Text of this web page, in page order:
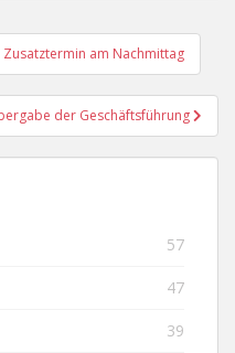
am Nachmittag
der Geschäftsführung
57
47
39